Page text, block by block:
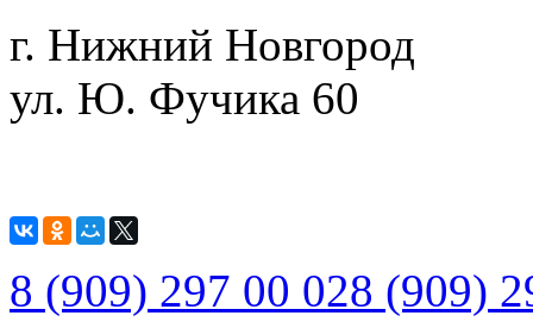
г. Нижний Новгород
ул. Ю. Фучика 60
8 (909) 297 00 028 (909)